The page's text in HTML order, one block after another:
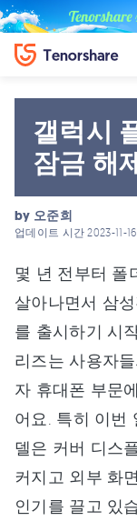
갤럭시
잠금 해
by 오준희
업데이트 시간 2023-11-
몇 년 전부터 폴
살아나면서 삼
를 출시하기 시
리즈는 사용자
자 휴대폰 부문
어요. 특히 이번
델은 커버 디스
커지고 외부 화
인기를 끌고 있